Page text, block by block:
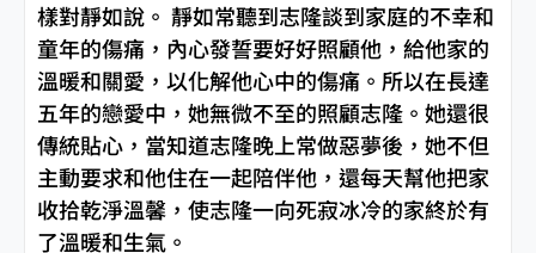
樣對靜如說。 靜如常聽到志隆談到家庭的不幸和
童年的傷痛，內心發誓要好好照顧他，給他家的
溫暖和關愛，以化解他心中的傷痛。所以在長達
五年的戀愛中，她無微不至的照顧志隆。她還很
傳統貼心，當知道志隆晚上常做惡夢後，她不但
主動要求和他住在一起陪伴他，還每天幫他把家
收拾乾淨溫馨，使志隆一向死寂冰冷的家終於有
了溫暖和生氣。